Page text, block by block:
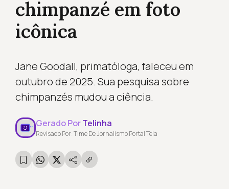
chimpanzé em foto
icônica
Jane Goodall, primatóloga, faleceu em
outubro de 2025. Sua pesquisa sobre
chimpanzés mudou a ciência.
Gerado PorTelinha
Revisado Por: Time De Jornalismo Portal Tela